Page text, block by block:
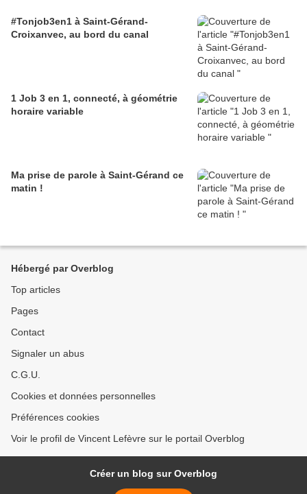
#Tonjob3en1 à Saint-Gérand-
Croixanvec, au bord du canal
1 Job 3 en 1, connecté, à géométrie
horaire variable
Ma prise de parole à Saint-Gérand ce
matin !
Hébergé par Overblog
Top articles
Pages
Contact
Signaler un abus
C.G.U.
Cookies et données personnelles
Préférences cookies
Voir le profil de Vincent Lefèvre sur le portail Overblog
Créer un blog sur Overblog